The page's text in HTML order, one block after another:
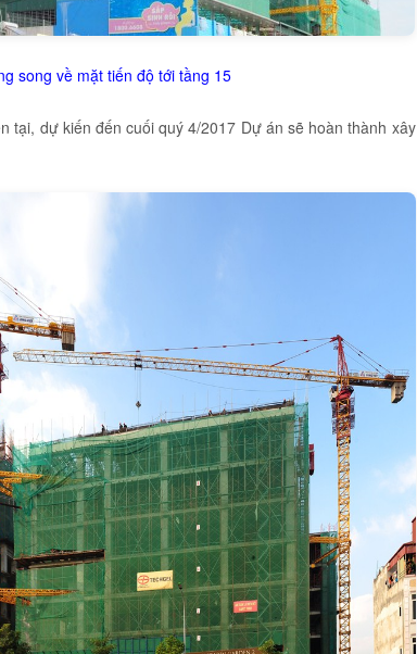
song về mặt tiến độ tới tầng 15
tại, dự kiến đến cuối quý 4/2017 Dự án sẽ hoàn thành xây